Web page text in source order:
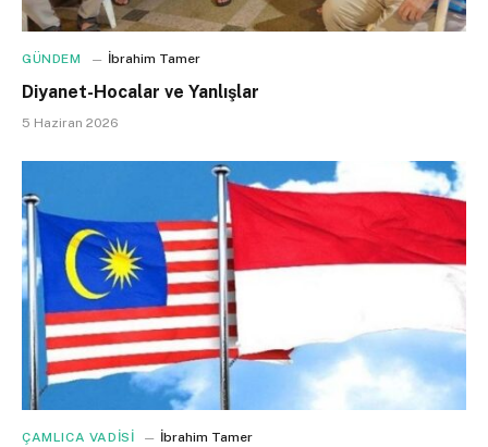
GÜNDEM İbrahim Tamer
Diyanet-Hocalar ve Yanlışlar
5 Haziran 2026
ÇAMLICA VADİSİ İbrahim Tamer